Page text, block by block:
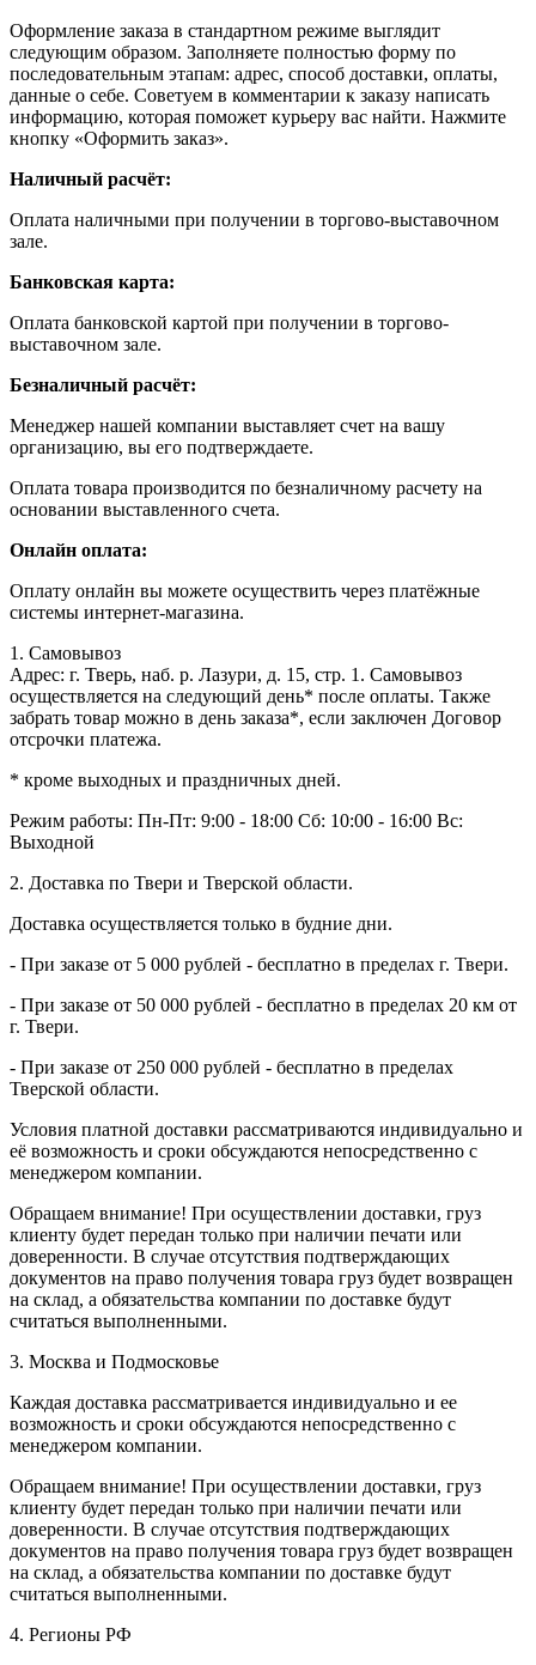
Оформление заказа в стандартном режиме выглядит
следующим образом. Заполняете полностью форму по
последовательным этапам: адрес, способ доставки, оплаты,
данные о себе. Советуем в комментарии к заказу написать
информацию, которая поможет курьеру вас найти. Нажмите
кнопку «Оформить заказ».
Наличный расчёт:
Оплата наличными при получении в торгово-выставочном
зале.
Банковская карта:
Оплата банковской картой при получении в торгово-
выставочном зале.
Безналичный расчёт:
Менеджер нашей компании выставляет счет на вашу
организацию, вы его подтверждаете.
Оплата товара производится по безналичному расчету на
основании выставленного счета.
Онлайн оплата:
Оплату онлайн вы можете осуществить через платёжные
системы интернет-магазина.
1. Самовывоз
Адрес: г. Тверь, наб. р. Лазури, д. 15, стр. 1. Самовывоз
осуществляется на следующий день* после оплаты. Также
забрать товар можно в день заказа*, если заключен Договор
отсрочки платежа.
* кроме выходных и праздничных дней.
Режим работы: Пн-Пт: 9:00 - 18:00 Сб: 10:00 - 16:00 Вс:
Выходной
2. Доставка по Твери и Тверской области.
Доставка осуществляется только в будние дни.
- При заказе от 5 000 рублей - бесплатно в пределах г. Твери.
- При заказе от 50 000 рублей - бесплатно в пределах 20 км от
г. Твери.
- При заказе от 250 000 рублей - бесплатно в пределах
Тверской области.
Условия платной доставки рассматриваются индивидуально и
её возможность и сроки обсуждаются непосредственно с
менеджером компании.
Обращаем внимание! При осуществлении доставки, груз
клиенту будет передан только при наличии печати или
доверенности. В случае отсутствия подтверждающих
документов на право получения товара груз будет возвращен
на склад, а обязательства компании по доставке будут
считаться выполненными.
3. Москва и Подмосковье
Каждая доставка рассматривается индивидуально и ее
возможность и сроки обсуждаются непосредственно с
менеджером компании.
Обращаем внимание! При осуществлении доставки, груз
клиенту будет передан только при наличии печати или
доверенности. В случае отсутствия подтверждающих
документов на право получения товара груз будет возвращен
на склад, а обязательства компании по доставке будут
считаться выполненными.
4. Регионы РФ